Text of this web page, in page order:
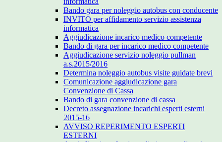
Bando gara per noleggio autobus con conducente
INVITO per affidamento servizio assistenza
informatica
Aggiudicazione incarico medico competente
Bando di gara per incarico medico competente
Aggiudicazione servizio noleggio pullman
a.s.2015/2016
Determina noleggio autobus visite guidate brevi
Comunicazione aggiudicazione gara
Convenzione di Cassa
Bando di gara convenzione di cassa
Decreto assegnazione incarichi esperti esterni
2015-16
AVVISO REPERIMENTO ESPERTI
ESTERNI